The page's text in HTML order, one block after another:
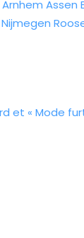
Arnhem Assen
Nijmegen
et « Mode